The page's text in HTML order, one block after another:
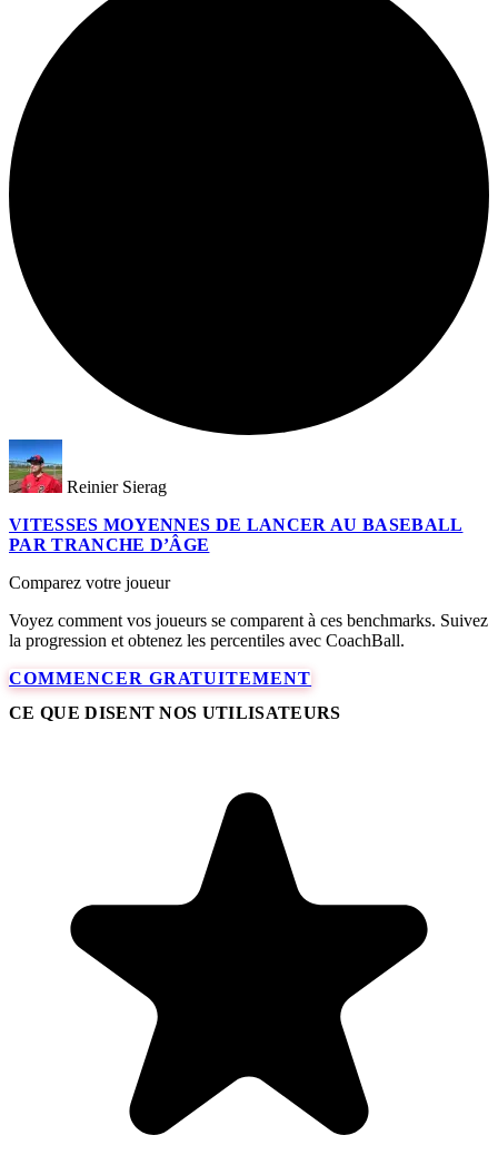
Reinier Sierag
VITESSES MOYENNES DE LANCER AU BASEBALL
PAR TRANCHE D’ÂGE
Comparez votre joueur
Voyez comment vos joueurs se comparent à ces benchmarks. Suivez
la progression et obtenez les percentiles avec CoachBall.
COMMENCER GRATUITEMENT
CE QUE DISENT NOS UTILISATEURS